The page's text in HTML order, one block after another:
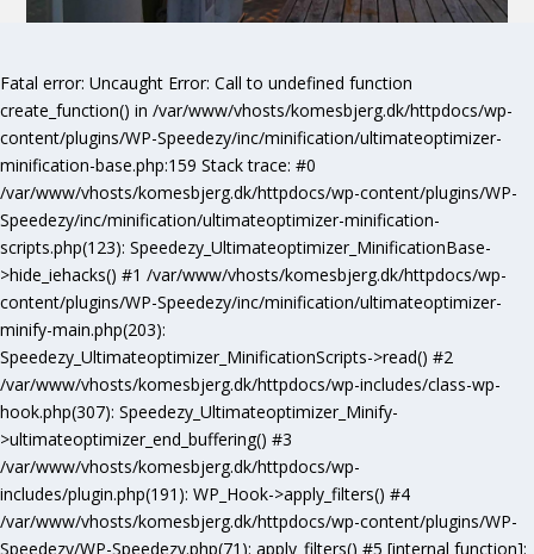
Fatal error: Uncaught Error: Call to undefined function
create_function() in /var/www/vhosts/komesbjerg.dk/httpdocs/wp-
content/plugins/WP-Speedezy/inc/minification/ultimateoptimizer-
minification-base.php:159 Stack trace: #0
/var/www/vhosts/komesbjerg.dk/httpdocs/wp-content/plugins/WP-
Speedezy/inc/minification/ultimateoptimizer-minification-
scripts.php(123): Speedezy_Ultimateoptimizer_MinificationBase-
>hide_iehacks() #1 /var/www/vhosts/komesbjerg.dk/httpdocs/wp-
content/plugins/WP-Speedezy/inc/minification/ultimateoptimizer-
minify-main.php(203):
Speedezy_Ultimateoptimizer_MinificationScripts->read() #2
/var/www/vhosts/komesbjerg.dk/httpdocs/wp-includes/class-wp-
hook.php(307): Speedezy_Ultimateoptimizer_Minify-
>ultimateoptimizer_end_buffering() #3
/var/www/vhosts/komesbjerg.dk/httpdocs/wp-
includes/plugin.php(191): WP_Hook->apply_filters() #4
/var/www/vhosts/komesbjerg.dk/httpdocs/wp-content/plugins/WP-
Speedezy/WP-Speedezy.php(71): apply_filters() #5 [internal function]: